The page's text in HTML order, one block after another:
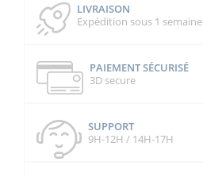
LIVRAISON
Expédition sous 1 semaine
PAIEMENT SÉCURISÉ
3D secure
SUPPORT
9H-12H / 14H-17H